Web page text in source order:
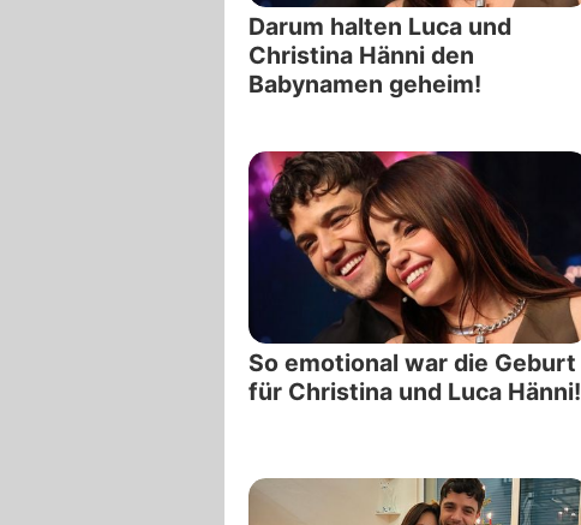
Darum halten Luca und
Christina Hänni den
Babynamen geheim!
So emotional war die Geburt
für Christina und Luca Hänni!